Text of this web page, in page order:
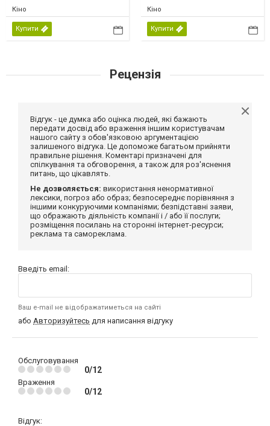
Кіно
Купити
Кіно
Купити
Рецензія
Відгук - це думка або оцінка людей, які бажають
передати досвід або враження іншим користувачам
нашого сайту з обов'язковою аргументацією
залишеного відгука. Це допоможе багатьом прийняти
правильне рішення. Коментарі призначені для
спілкування та обговорення, а також для роз'яснення
питань, що цікавлять.
Не дозволяється: використання ненормативної
лексики, погроз або образ; безпосереднє порівняння з
іншими конкуруючими компаніями; безпідставні заяви,
що ображають діяльність компанії і / або її послуги;
розміщення посилань на сторонні інтернет-ресурси;
реклама та самореклама.
Введіть email:
Ваш e-mail не відображатиметься на сайті
або Авторизуйтесь для написання відгуку
Обслуговування
0/12
Враження
0/12
Відгук: